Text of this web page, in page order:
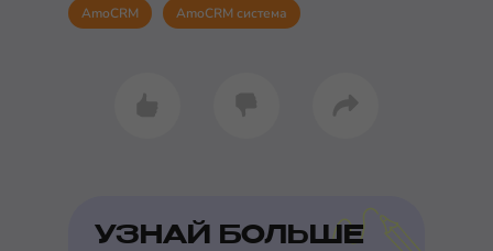
AmoCRM AmoCRM система
УЗНАЙ БОЛЬШЕ